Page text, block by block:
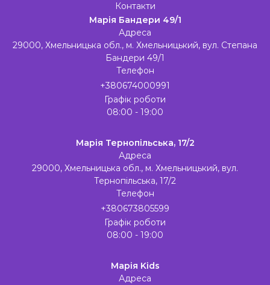
Контакти
Марія Бандери 49/1
Адреса
29000, Хмельницька обл., м. Хмельницький, вул. Степана
Бандери 49/1
Телефон
+380674000991
Графік роботи
08:00 - 19:00
Марія Тернопільська, 17/2
Адреса
29000, Хмельницька обл., м. Хмельницький, вул.
Тернопільська, 17/2
Телефон
+380673805599
Графік роботи
08:00 - 19:00
Марія Kids
Адреса